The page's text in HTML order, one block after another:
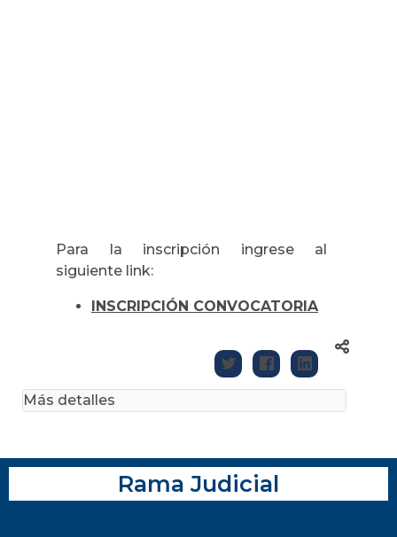
Para la inscripción ingrese al
siguiente link:
INSCRIPCIÓN CONVOCATORIA
Más detalles
Rama Judicial